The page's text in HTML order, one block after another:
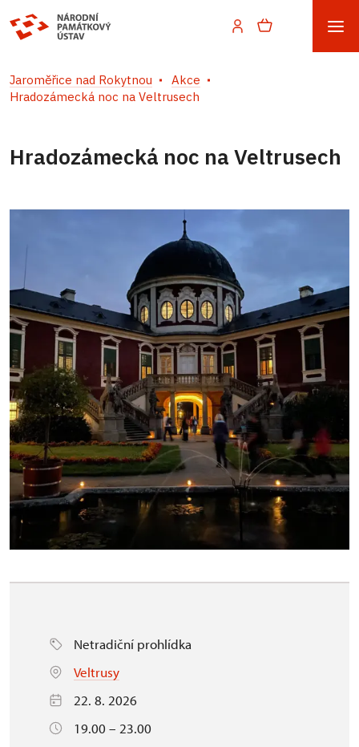
Jaroměřice nad Rokytnou
Akce
Hradozámecká noc na Veltrusech
Hradozámecká noc na Veltrusech
Netradiční prohlídka
Veltrusy
22. 8. 2026
19.00 – 23.00